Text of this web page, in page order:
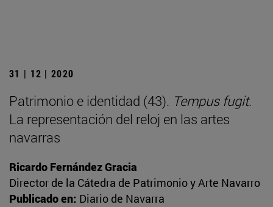
31 | 12 | 2020
Patrimonio e identidad (43). Tempus fugit.
La representación del reloj en las artes
navarras
Ricardo Fernández Gracia
Director de la Cátedra de Patrimonio y Arte Navarro
Publicado en: Diario de Navarra